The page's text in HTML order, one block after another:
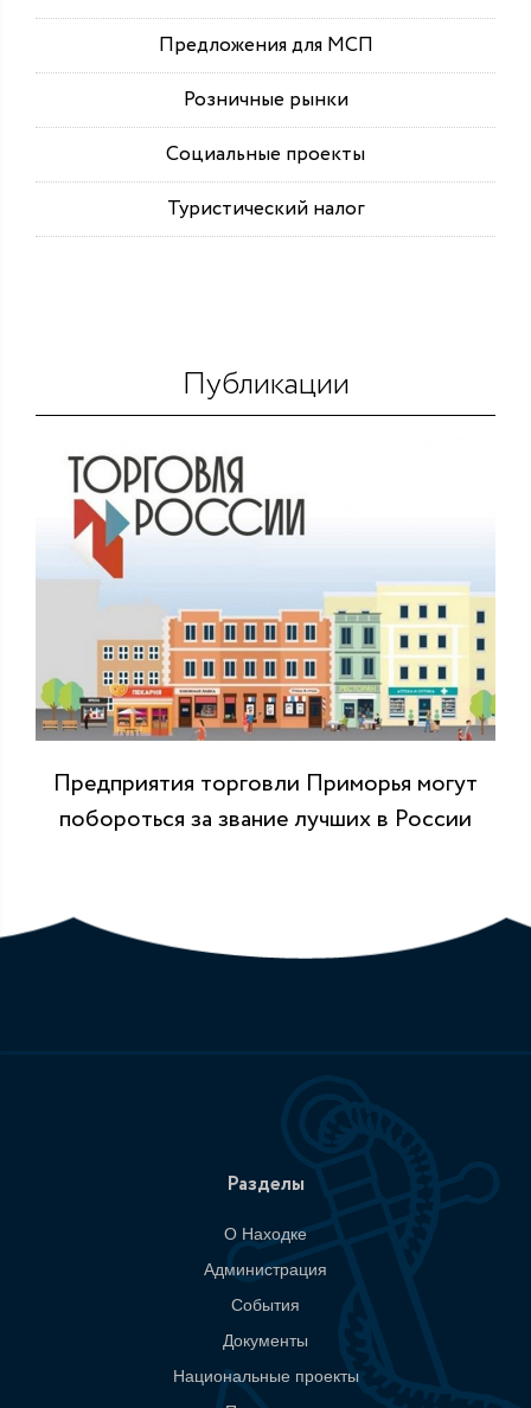
Предложения для МСП
Розничные рынки
Социальные проекты
Туристический налог
Публикации
Предприятия торговли Приморья могут
побороться за звание лучших в России
Разделы
О Находке
Администрация
События
Документы
Национальные проекты